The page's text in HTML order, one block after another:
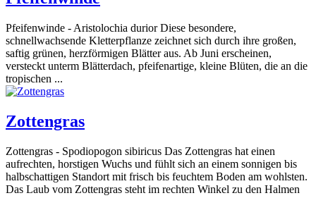
Pfeifenwinde - Aristolochia durior Diese besondere,
schnellwachsende Kletterpflanze zeichnet sich durch ihre großen,
saftig grünen, herzförmigen Blätter aus. Ab Juni erscheinen,
versteckt unterm Blätterdach, pfeifenartige, kleine Blüten, die an die
tropischen ...
Zottengras
Zottengras - Spodiopogon sibiricus Das Zottengras hat einen
aufrechten, horstigen Wuchs und fühlt sich an einem sonnigen bis
halbschattigen Standort mit frisch bis feuchtem Boden am wohlsten.
Das Laub vom Zottengras steht im rechten Winkel zu den Halmen